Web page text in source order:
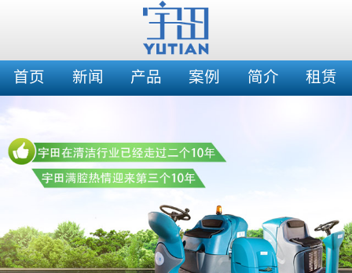
首页 新闻 产品 案例 简介 租赁